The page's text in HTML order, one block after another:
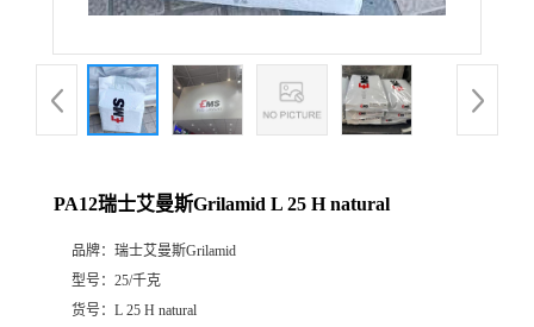
PA12瑞士艾曼斯Grilamid L 25 H natural
品牌： 瑞士艾曼斯Grilamid
型号： 25/千克
货号： L 25 H natural